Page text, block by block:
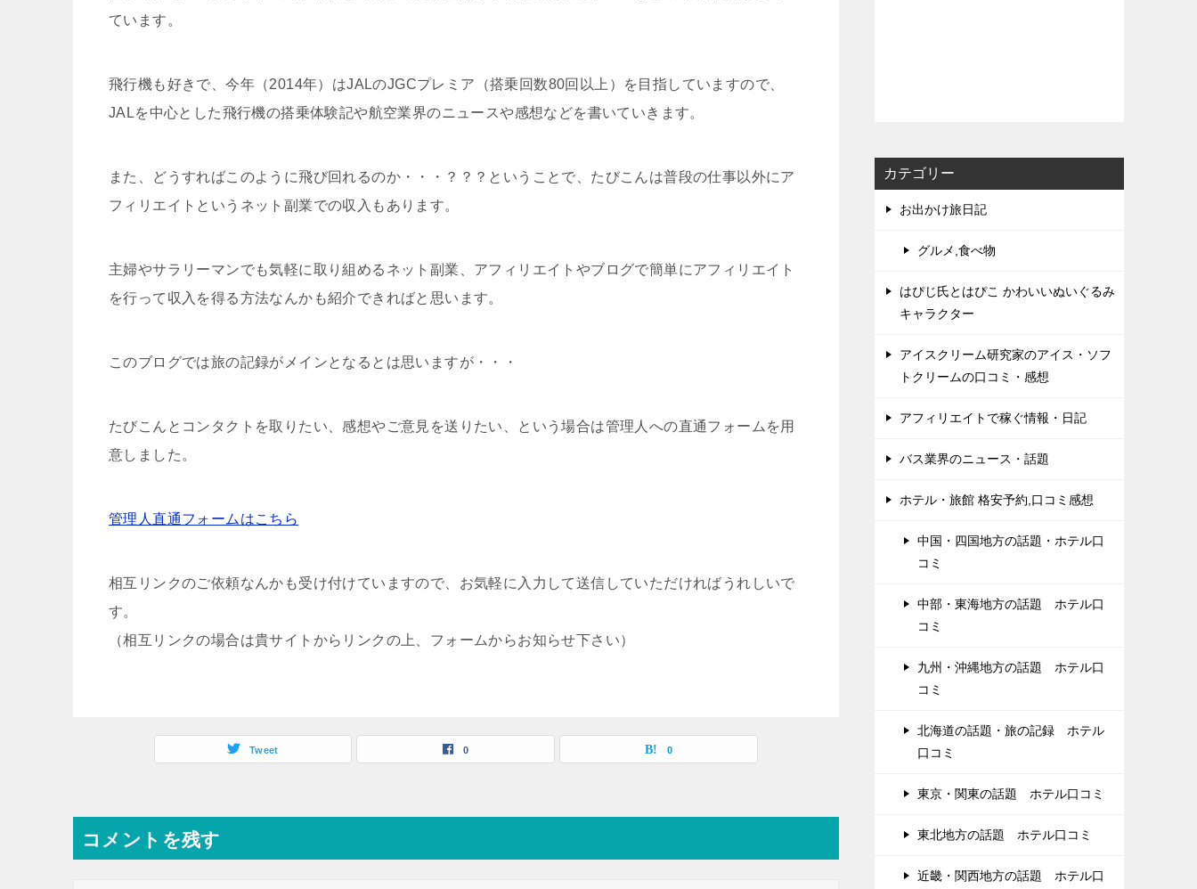
ています。
飛行機も好きで、今年（2014年）はJALのJGCプレミア（搭乗回数80回以上）を目指していますので、
JALを中心とした飛行機の搭乗体験記や航空業界のニュースや感想などを書いていきます。
また、どうすればこのように飛び回れるのか・・・？？？ということで、たびこんは普段の仕事以外にア
フィリエイトというネット副業での収入もあります。
主婦やサラリーマンでも気軽に取り組めるネット副業、アフィリエイトやブログで簡単にアフィリエイト
を行って収入を得る方法なんかも紹介できればと思います。
このブログでは旅の記録がメインとなるとは思いますが・・・
たびこんとコンタクトを取りたい、感想やご意見を送りたい、という場合は管理人への直通フォームを用
意しました。
管理人直通フォームはこちら
相互リンクのご依頼なんかも受け付けていますので、お気軽に入力して送信していただければうれしいで
す。
（相互リンクの場合は貴サイトからリンクの上、フォームからお知らせ下さい）
Tweet 0 0
コメントを残す
カテゴリー
お出かけ旅日記
グルメ,食べ物
はぴじ氏とはぴこ かわいいぬいぐるみ
キャラクター
アイスクリーム研究家のアイス・ソフ
トクリームの口コミ・感想
アフィリエイトで稼ぐ情報・日記
バス業界のニュース・話題
ホテル・旅館 格安予約,口コミ感想
中国・四国地方の話題・ホテル口
コミ
中部・東海地方の話題 ホテル口
コミ
九州・沖縄地方の話題 ホテル口
コミ
北海道の話題・旅の記録 ホテル
口コミ
東京・関東の話題 ホテル口コミ
東北地方の話題 ホテル口コミ
近畿・関西地方の話題 ホテル口